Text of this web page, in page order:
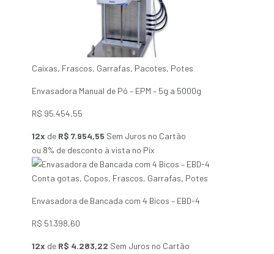
Caixas, Frascos, Garrafas, Pacotes, Potes
Envasadora Manual de Pó – EPM – 5g a 5000g
R$ 95.454,55
12x de R$ 7.954,55 Sem Juros no Cartão
ou 8% de desconto à vista no Pix
Conta gotas, Copos, Frascos, Garrafas, Potes
Envasadora de Bancada com 4 Bicos – EBD-4
R$ 51.398,60
12x de R$ 4.283,22 Sem Juros no Cartão